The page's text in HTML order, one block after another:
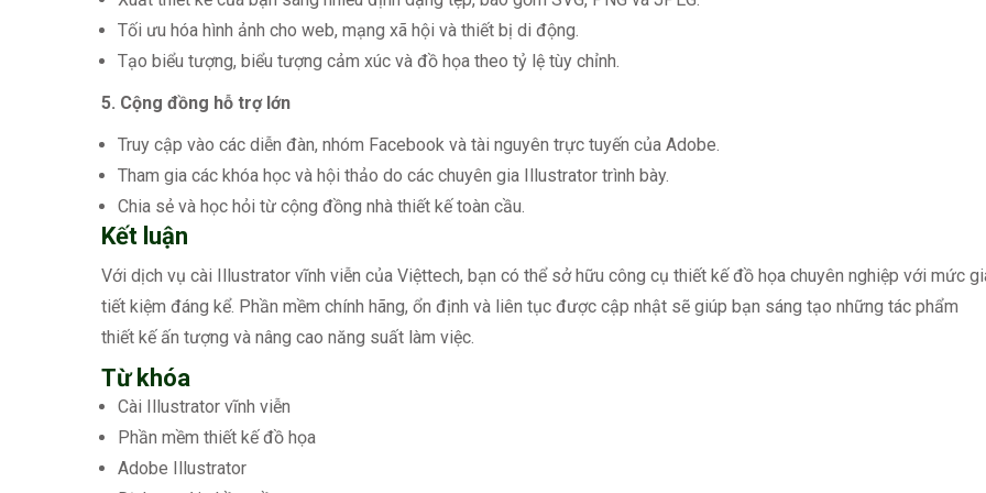
Tối ưu hóa hình ảnh cho web, mạng xã hội và thiết bị di động.
Tạo biểu tượng, biểu tượng cảm xúc và đồ họa theo tỷ lệ tùy chỉnh.
5. Cộng đồng hỗ trợ lớn
Truy cập vào các diễn đàn, nhóm Facebook và tài nguyên trực tuyến của Adobe.
Tham gia các khóa học và hội thảo do các chuyên gia Illustrator trình bày.
Chia sẻ và học hỏi từ cộng đồng nhà thiết kế toàn cầu.
Kết luận
Với dịch vụ cài Illustrator vĩnh viễn của Việttech, bạn có thể sở hữu công cụ thiết kế đồ họa chuyên nghiệp với mức
tiết kiệm đáng kể. Phần mềm chính hãng, ổn định và liên tục được cập nhật sẽ giúp bạn sáng tạo những tác phẩm
thiết kế ấn tượng và nâng cao năng suất làm việc.
Từ khóa
Cài Illustrator vĩnh viễn
Phần mềm thiết kế đồ họa
Adobe Illustrator